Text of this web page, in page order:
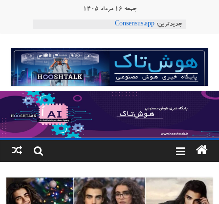
جمعه ۱۶ مرداد ۱۴۰۵
جدیدترین: Consensus.app
طبیعی فارسی
ربات «Aru» محصول شرکت فرانسوی Nio
Robotics
ربات T‑800
هوشتاک
پایگاه
خبری
هوش
مصنوعی